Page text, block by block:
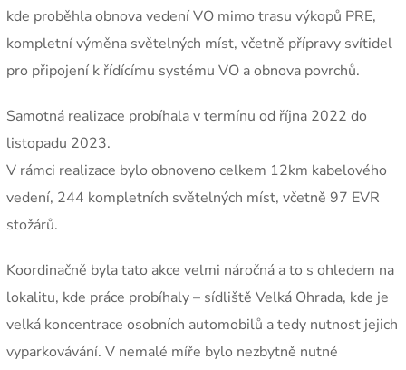
kde proběhla obnova vedení VO mimo trasu výkopů PRE,
kompletní výměna světelných míst, včetně přípravy svítidel
pro připojení k řídícímu systému VO a obnova povrchů.
Samotná realizace probíhala v termínu od října 2022 do
listopadu 2023.
V rámci realizace bylo obnoveno celkem 12km kabelového
vedení, 244 kompletních světelných míst, včetně 97 EVR
stožárů.
Koordinačně byla tato akce velmi náročná a to s ohledem na
lokalitu, kde práce probíhaly – sídliště Velká Ohrada, kde je
velká koncentrace osobních automobilů a tedy nutnost jejich
vyparkovávání. V nemalé míře bylo nezbytně nutné